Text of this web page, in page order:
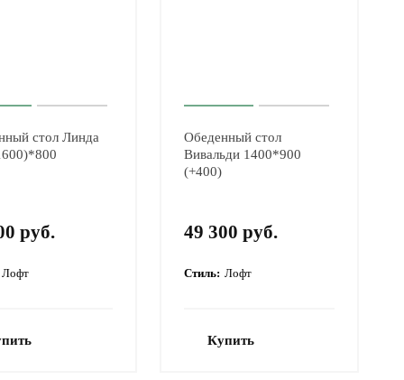
стол Линда
руб.
Лофт
Обеденный стол
Вивальди 1400*900
(+400)
49 300 руб.
Стиль: Лофт
Купить